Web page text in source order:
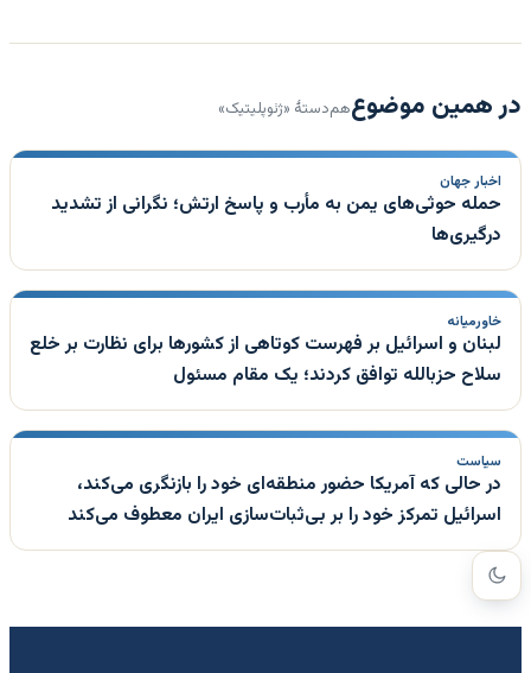
در همین موضوعهم‌دستهٔ «ژئوپلیتیک»
اخبار جهان
حمله حوثی‌های یمن به مأرب و پاسخ ارتش؛ نگرانی از تشدید
درگیری‌ها
خاورمیانه
لبنان و اسرائیل بر فهرست کوتاهی از کشورها برای نظارت بر خلع
سلاح حزبالله توافق کردند؛ یک مقام مسئول
سیاست
در حالی که آمریکا حضور منطقه‌ای خود را بازنگری می‌کند،
اسرائیل تمرکز خود را بر بی‌ثبات‌سازی ایران معطوف می‌کند